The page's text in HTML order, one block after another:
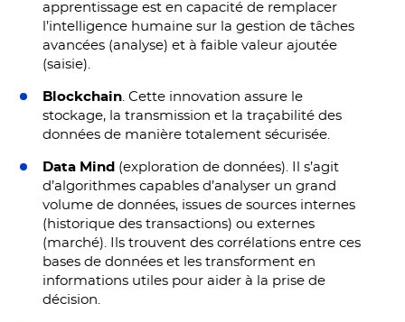
apprentissage est en capacité de remplacer
l’intelligence humaine sur la gestion de tâches
avancées (analyse) et à faible valeur ajoutée
(saisie).
Blockchain. Cette innovation assure le
stockage, la transmission et la traçabilité des
données de manière totalement sécurisée.
Data Mind (exploration de données). Il s’agit
d’algorithmes capables d’analyser un grand
volume de données, issues de sources internes
(historique des transactions) ou externes
(marché). Ils trouvent des corrélations entre ces
bases de données et les transforment en
informations utiles pour aider à la prise de
décision.